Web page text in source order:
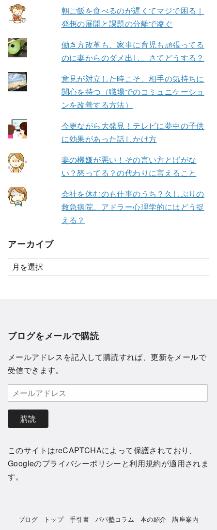
朝ご飯を食べるのが遅くてマジで困る｜
発想の展開と課題の分離で凌ぐ
働き方改革も、家事に育児も頑張ってる
のに妻からのダメ出し。さてどうする？
意見が対立した時こそ、相手の気持ちに
関心を持つ（職場でのコミュニケーショ
ンを改善する方法）
今更ながら大発見！テレビに夢中の子供
に効果があった話しかけ方
妻の機嫌が悪い！その言い方とげがな
い？怒ってる？の代わりに言えること
会社を休むのも仕事のうち？久しぶりの
救急病院。アドラー心理学的にはどう捉
える？
アーカイブ
ブログをメールで購読
メールアドレスを記入して購読すれば、更新をメールで
受信できます。
購読
このサイトはreCAPTCHAによって保護されており、
Googleのプライバシーポリシーと利用規約が適用されま
す。
ブログ トップ 手引書 パパ塾コラム 本の紹介 講座案内